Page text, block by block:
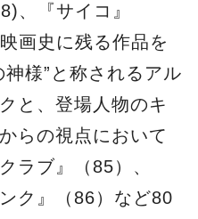
、『サイコ』
画史に残る作品を
様”と称されるアル
と、登場人物のキ
らの視点において
ラブ』（85）、
ク』（86）など80